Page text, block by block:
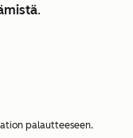
.
palautteeseen.